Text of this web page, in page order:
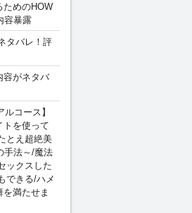
ためのHOW
容暴露
タバレ！評
容がネタバ
コース】
トを使って
とえ超絶美
手法～/魔法
ックスした
できる/ハメ
満たせま